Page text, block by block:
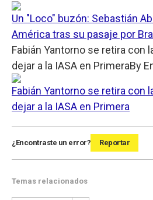
Un "Loco" buzón: Sebastián
América tras su pasaje por
Fabián Yantorno se retira con
dejar a la IASA en PrimeraBy
Fabián Yantorno se retira con
dejar a la IASA en Primera
¿Encontraste un error? Reportar
Temas relacionados